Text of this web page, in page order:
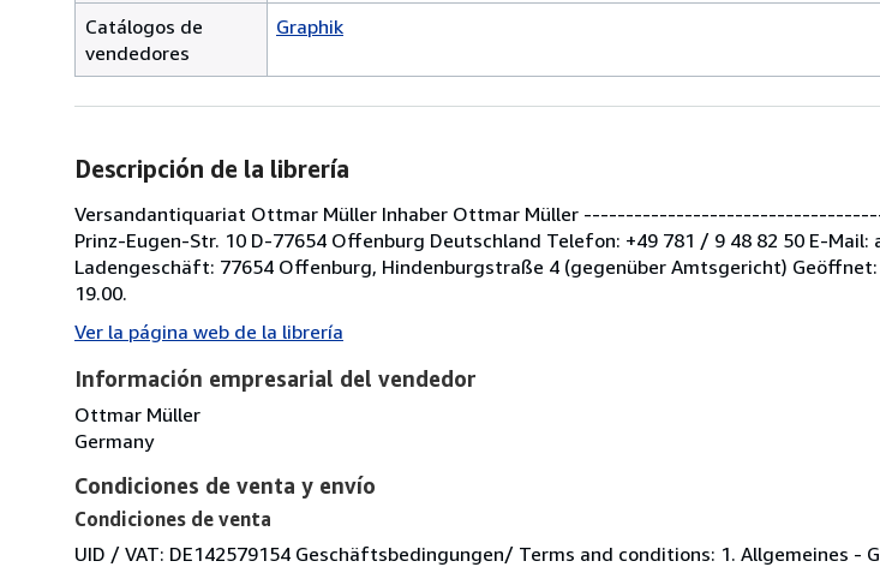
Catálogos de
vendedores
Graphik
Descripción de la librería
Versandantiquariat Ottmar Müller Inhaber Ottmar Müller
Prinz-Eugen-Str. 10 D-77654 Offenburg Deutschland Telefon: +49 781 / 9 48 82 50 E-
Ladengeschäft: 77654 Offenburg, Hindenburgstraße 4 (gegenüber Amtsgericht)
19.00.
Ver la página web de la librería
Información empresarial del vendedor
Ottmar Müller
Germany
Condiciones de venta y envío
Condiciones de venta
UID / VAT: DE142579154 Geschäftsbedingungen/ Terms and conditions: 1. Allgemeines -